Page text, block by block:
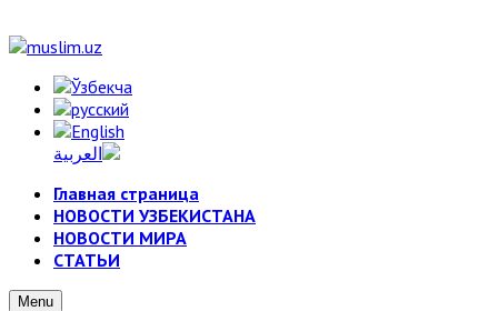
Главная страница
НОВОСТИ УЗБЕКИСТАНА
НОВОСТИ МИРА
СТАТЬИ
Menu